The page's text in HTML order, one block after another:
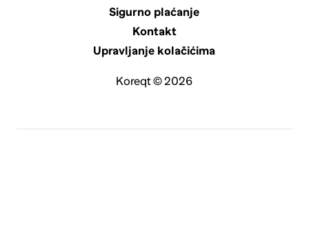
Sigurno plaćanje
Kontakt
Upravljanje kolačićima
Koreqt © 2026